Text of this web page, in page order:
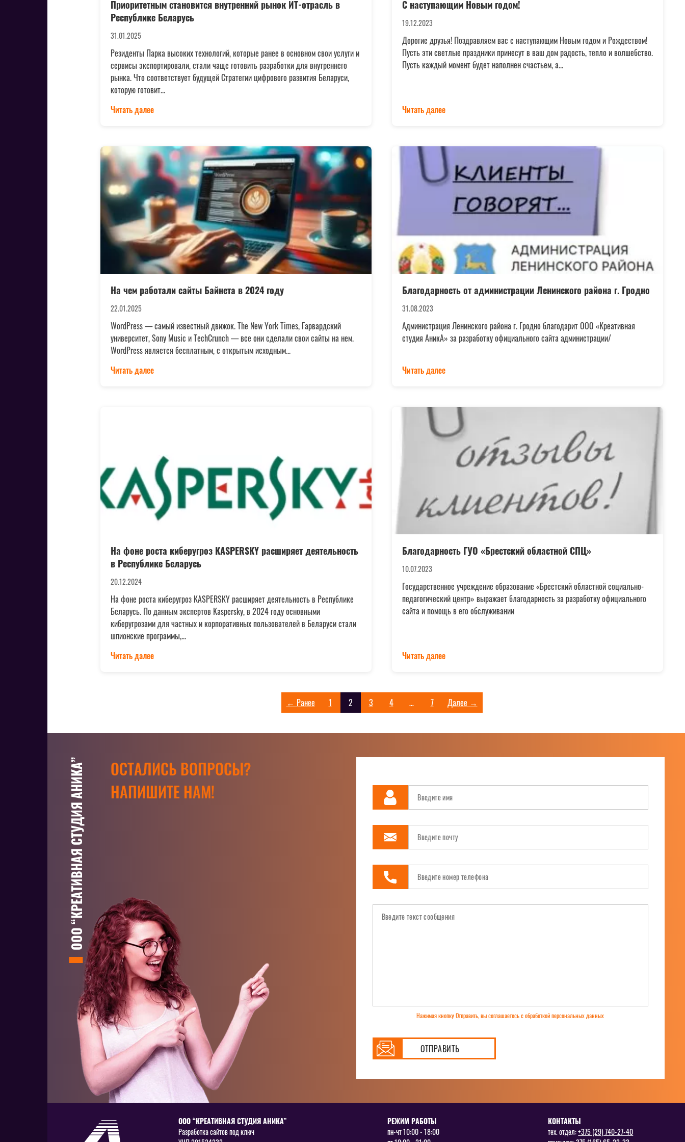
Приоритетным становится внутренний рынок ИТ-отрасль в
Республике Беларусь
31.01.2025
Резиденты Парка высоких технологий, которые ранее в основном свои услуги и
сервисы экспортировали, стали чаще готовить разработки для внутреннего
рынка. Что соответствует будущей Стратегии цифрового развития Беларуси,
которую готовит...
Читать далее
На чем работали сайты Байнета в 2024 году
22.01.2025
WordPress — самый известный движок. The New York Times, Гарвардский
университет, Sony Music и TechCrunch — все они сделали свои сайты на нем.
WordPress является бесплатным, с открытым исходным...
Читать далее
На фоне роста киберугроз KASPERSKY расширяет деятельность
в Республике Беларусь
20.12.2024
На фоне роста киберугроз KASPERSKY расширяет деятельность в Республике
Беларусь. По данным экспертов Kaspersky, в 2024 году основными
киберугрозами для частных и корпоративных пользователей в Беларуси стали
шпионские программы,...
Читать далее
С наступающим Новым годом!
19.12.2023
Дорогие друзья! Поздравляем вас с наступающим Новым годом и Рождеством!
Пусть эти светлые праздники принесут в ваш дом радость, тепло и волшебство.
Пусть каждый момент будет наполнен счастьем, а...
Читать далее
Благодарность от администрации Ленинского района г. Гродно
31.08.2023
Администрация Ленинского района г. Гродно благодарит ООО «Креативная
студия АникА» за разработку официального сайта администрации/
Читать далее
Благодарность ГУО «Брестский областной СПЦ»
10.07.2023
Государственное учреждение образование «Брестский областной социально-
педагогический центр» выражает благодарность за разработку официального
сайта и помощь в его обслуживании
Читать далее
← Ранее 1 2 3 4 … 7 Далее →
ООО “КРЕАТИВНАЯ СТУДИЯ АНИКА”
ОСТАЛИСЬ ВОПРОСЫ?
НАПИШИТЕ НАМ!
Нажимая кнопку Отправить, вы соглашаетесь с обработкой персональных данных
ОТПРАВИТЬ
ООО “КРЕАТИВНАЯ СТУДИЯ АНИКА”
Разработка сайтов под ключ
РЕЖИМ РАБОТЫ
пн-чт 10:00 - 18:00
КОНТАКТЫ
тех. отдел:+375 (29) 740-27-40